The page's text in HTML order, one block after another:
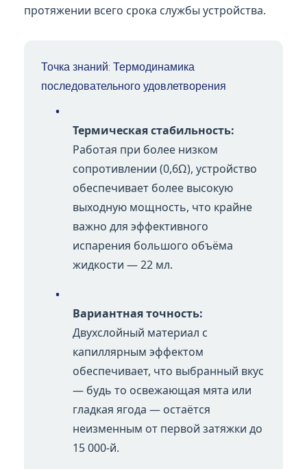
протяжении всего срока службы устройства.
Точка знаний: Термодинамика
последовательного удовлетворения
•
Термическая стабильность:
Работая при более низком
сопротивлении (0,6Ω), устройство
обеспечивает более высокую
выходную мощность, что крайне
важно для эффективного
испарения большого объёма
жидкости — 22 мл.
•
Вариантная точность:
Двухслойный материал с
капиллярным эффектом
обеспечивает, что выбранный вкус
— будь то освежающая мята или
гладкая ягода — остаётся
неизменным от первой затяжки до
15 000-й.